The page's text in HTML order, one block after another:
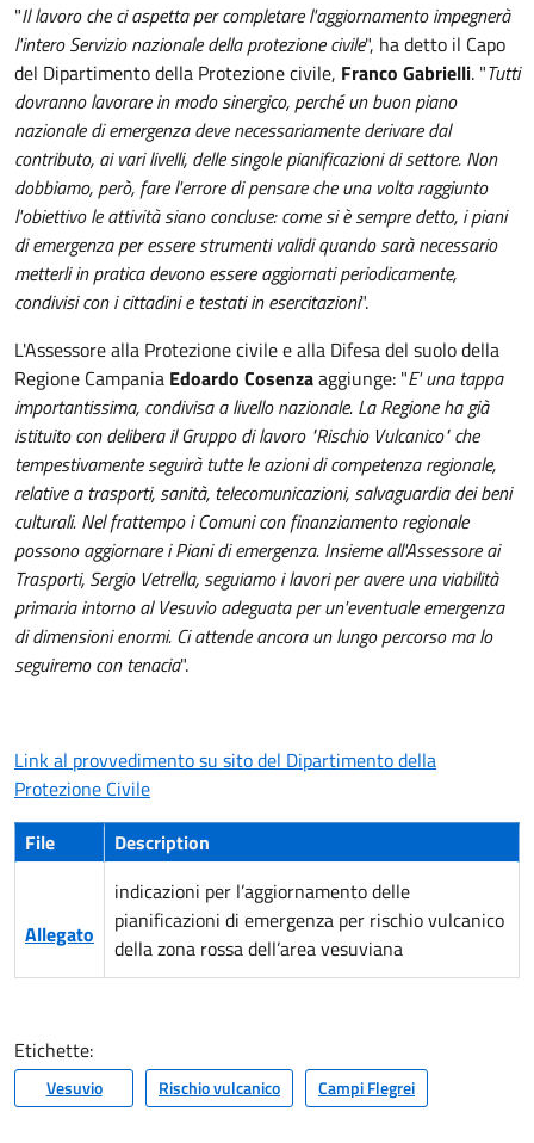
"Il lavoro che ci aspetta per completare l'aggiornamento impegnerà
l'intero Servizio nazionale della protezione civile", ha detto il Capo
del Dipartimento della Protezione civile, Franco Gabrielli. "Tutti
dovranno lavorare in modo sinergico, perché un buon piano
nazionale di emergenza deve necessariamente derivare dal
contributo, ai vari livelli, delle singole pianificazioni di settore. Non
dobbiamo, però, fare l'errore di pensare che una volta raggiunto
l'obiettivo le attività siano concluse: come si è sempre detto, i piani
di emergenza per essere strumenti validi quando sarà necessario
metterli in pratica devono essere aggiornati periodicamente,
condivisi con i cittadini e testati in esercitazioni".
L'Assessore alla Protezione civile e alla Difesa del suolo della
Regione Campania Edoardo Cosenzaaggiunge: "E' una tappa
importantissima, condivisa a livello nazionale. La Regione ha già
istituito con delibera il Gruppo di lavoro "Rischio Vulcanico" che
tempestivamente seguirà tutte le azioni di competenza regionale,
relative a trasporti, sanità, telecomunicazioni, salvaguardia dei beni
culturali. Nel frattempo i Comuni con finanziamento regionale
possono aggiornare i Piani di emergenza. Insieme all'Assessore ai
Trasporti, Sergio Vetrella, seguiamo i lavori per avere una viabilità
primaria intorno al Vesuvio adeguata per un'eventuale emergenza
di dimensioni enormi. Ci attende ancora un lungo percorso ma lo
seguiremo con tenacia".
Link al provvedimento su sito del Dipartimento della
Protezione Civile
File
Description
Allegato
indicazioni per l’aggiornamento delle
pianificazioni di emergenza per rischio vulcanico
della zona rossa dell’area vesuviana
Etichette:
Vesuvio Rischio vulcanico Campi Flegrei